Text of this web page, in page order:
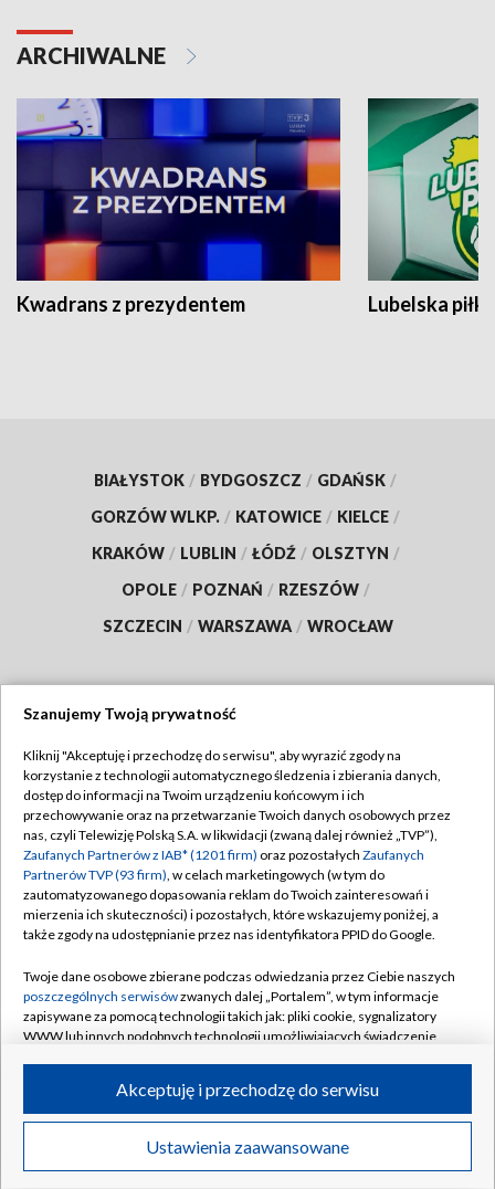
ARCHIWALNE
Kwadrans z prezydentem Lubelska piłka
BIAŁYSTOK / BYDGOSZCZ / GDAŃSK /
GORZÓW WLKP. / KATOWICE / KIELCE /
KRAKÓW / LUBLIN / ŁÓDŹ / OLSZTYN /
OPOLE / POZNAŃ / RZESZÓW /
SZCZECIN / WARSZAWA / WROCŁAW
TVP
Abonament TVP
Emisja w TVP
Centrum informacji TVP
Naziemna Telewizja Cyfrowa
Rada Programowa
System NOS
Informacje o nadawcy
Program dla prasy
Ogłoszenie przetargowe
Regulamin TVP
Polityka prywatności
Moje zgody
Pomoc
Kontakt
Kanały
©2026 Telewizja Polska S.A. w likwidacji
Szanujemy Twoją prywatność
Kliknij "Akceptuję i przechodzę do serwisu", aby wyrazić zgody na
korzystanie z technologii automatycznego śledzenia i zbierania danych,
dostęp do informacji na Twoim urządzeniu końcowym i ich
przechowywanie oraz na przetwarzanie Twoich danych osobowych przez
nas, czyli Telewizję Polską S.A. w likwidacji (zwaną dalej również „TVP”),
Zaufanych Partnerów z IAB* (1201 firm) oraz pozostałych Zaufanych
Partnerów TVP (93 firm), w celach marketingowych (w tym do
zautomatyzowanego dopasowania reklam do Twoich zainteresowań i
mierzenia ich skuteczności) i pozostałych, które wskazujemy poniżej, a
także zgody na udostępnianie przez nas identyfikatora PPID do Google.
Twoje dane osobowe zbierane podczas odwiedzania przez Ciebie naszych
poszczególnych serwisówzwanych dalej „Portalem”, w tym informacje
zapisywane za pomocą technologii takich jak: pliki cookie, sygnalizatory
WWW lub innych podobnych technologii umożliwiających świadczenie
ruchu w Internecie.
Twoje dane osobowe zbierane podczas odwiedzania przez Ciebie
poszczególnych serwisówna Portalu, takie jak adresy IP, identyfikatory
Ustawienia zaawansowane
Akceptuję i przechodzę do serwisu